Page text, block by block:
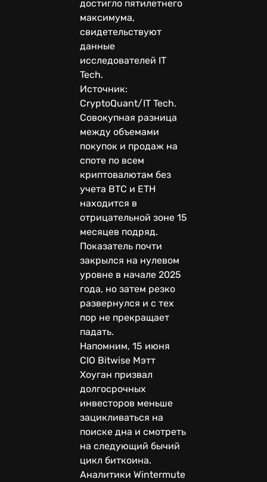
достигло пятилетнего
максимума,
свидетельствуют
данные
исследователей IT
Tech.
Источник:
CryptoQuant/IT Tech.
Совокупная разница
между объемами
покупок и продаж на
споте по всем
криптовалютам без
учета BTC и ETH
находится в
отрицательной зоне 15
месяцев подряд.
Показатель почти
закрылся на нулевом
уровне в начале 2025
года, но затем резко
развернулся и с тех
пор не прекращает
падать.
Напомним, 15 июня
CIO Bitwise Мэтт
Хоуган призвал
долгосрочных
инвесторов меньше
зацикливаться на
поиске дна и смотреть
на следующий бычий
цикл биткоина.
Аналитики Wintermute